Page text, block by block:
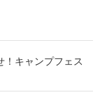
！キャンプフェス